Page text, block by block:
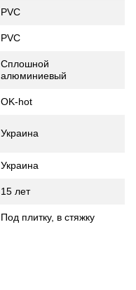
PVС
PVC
Сплошной
алюминиевый
OK-hot
Украина
Украина
15 лет
Под плитку, в стяжку